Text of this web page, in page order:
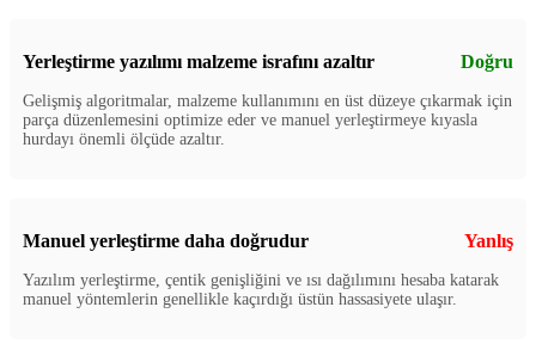
Yerleştirme yazılımı malzeme israfını azaltır Doğru
Gelişmiş algoritmalar, malzeme kullanımını en üst düzeye çıkarmak için
parça düzenlemesini optimize eder ve manuel yerleştirmeye kıyasla
hurdayı önemli ölçüde azaltır.
Manuel yerleştirme daha doğrudur Yanlış
Yazılım yerleştirme, çentik genişliğini ve ısı dağılımını hesaba katarak
manuel yöntemlerin genellikle kaçırdığı üstün hassasiyete ulaşır.